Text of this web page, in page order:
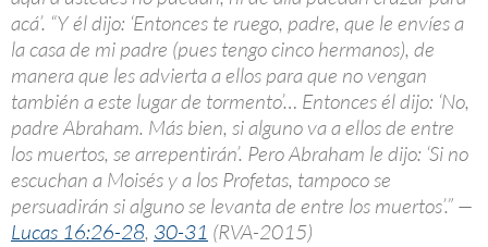
acá’. “Y él dijo: ‘Entonces te ruego, padre, que le envíes a
la casa de mi padre (pues tengo cinco hermanos), de
manera que les advierta a ellos para que no vengan
también a este lugar de tormento’… Entonces él dijo: ‘No,
padre Abraham. Más bien, si alguno va a ellos de entre
los muertos, se arrepentirán’. Pero Abraham le dijo: ‘Si no
escuchan a Moisés y a los Profetas, tampoco se
persuadirán si alguno se levanta de entre los muertos’.” —
Lucas 16:26-28, 30-31 (RVA-2015)